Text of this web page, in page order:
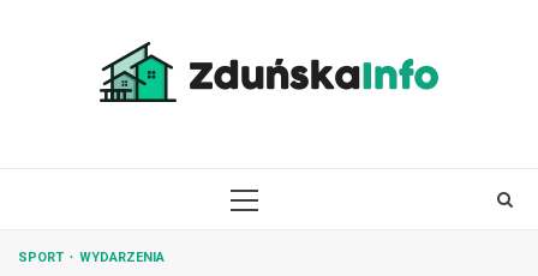
PRIMARY
SPORT WYDARZENIA